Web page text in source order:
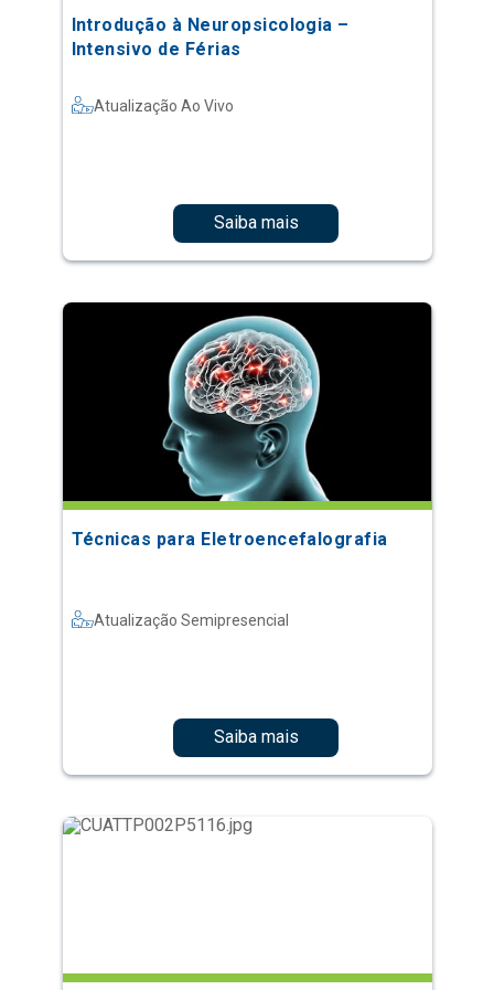
Introdução à Neuropsicologia –
Intensivo de Férias
Atualização Ao Vivo
Saiba mais
Técnicas para Eletroencefalografia
Atualização Semipresencial
Saiba mais